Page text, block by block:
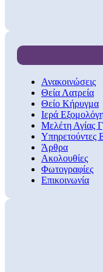
Ανακοινώσεις
Θεία Λατρεία
Θείο Κήρυγμα
Ιερά
Μελέτη Αγίας
Άρθρα
Ακολουθίες
Φωτογραφίες
Επικοινωνία